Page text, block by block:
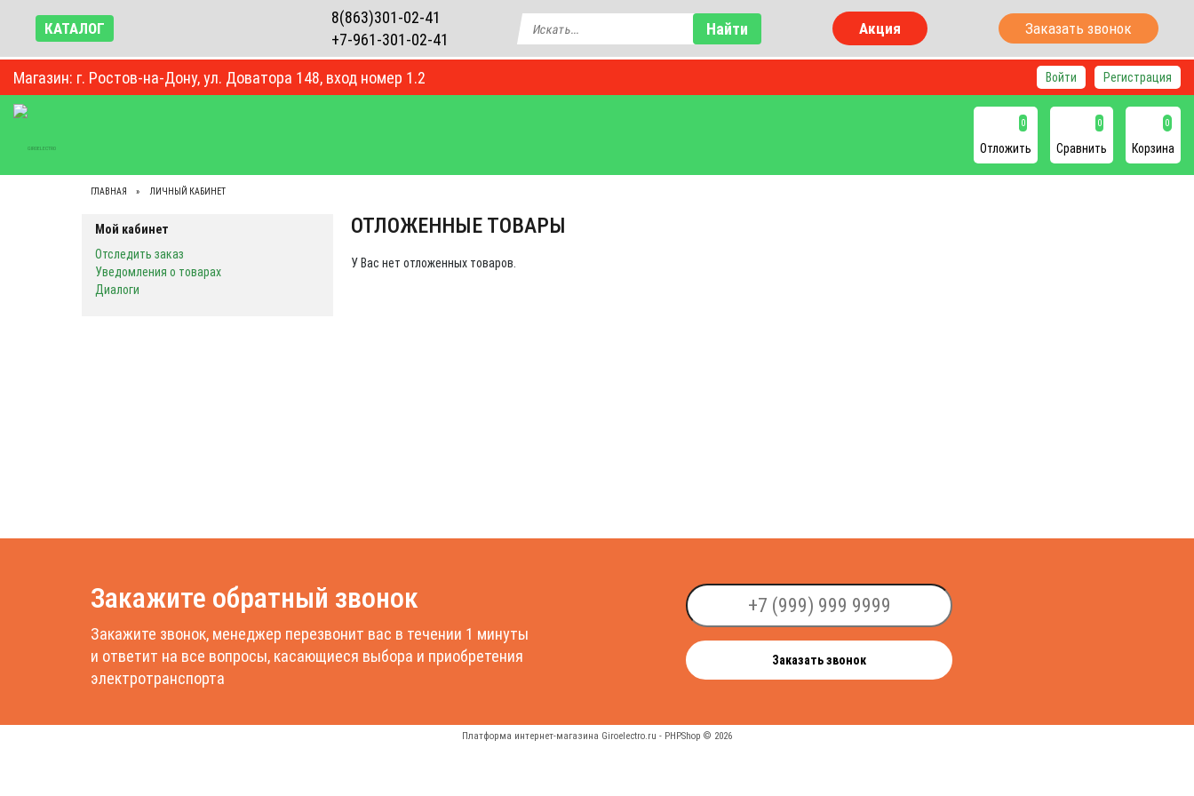
КАТАЛОГ
8(863)301-02-41
+7-961-301-02-41
Найти Акция Заказать звонок
Магазин: г. Ростов-на-Дону, ул. Доватора 148, вход номер 1.2 Войти Регистрация
0
Отложить
0
Сравнить
0
Корзина
ГЛАВНАЯ ЛИЧНЫЙ КАБИНЕТ
Мой кабинет
Отследить заказ
Уведомления о товарах
Диалоги
ОТЛОЖЕННЫЕ ТОВАРЫ
У Вас нет отложенных товаров.
Закажите обратный звонок
Закажите звонок, менеджер перезвонит вас в течении 1 минуты
и ответит на все вопросы, касающиеся выбора и приобретения
электротранспорта
Заказать звонок
Платформа интернет-магазина Giroelectro.ru - PHPShop © 2026